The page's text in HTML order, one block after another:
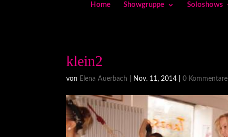
Home Showgruppe Soloshows
klein2
von Elena Auerbach Nov. 11, 2014 |0 Kommentare